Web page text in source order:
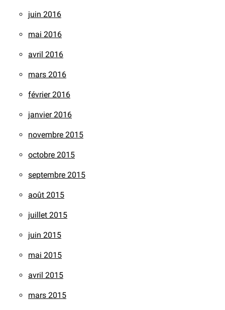
juin 2016
mai 2016
avril 2016
mars 2016
février 2016
janvier 2016
novembre 2015
octobre 2015
septembre 2015
août 2015
juillet 2015
juin 2015
mai 2015
avril 2015
mars 2015